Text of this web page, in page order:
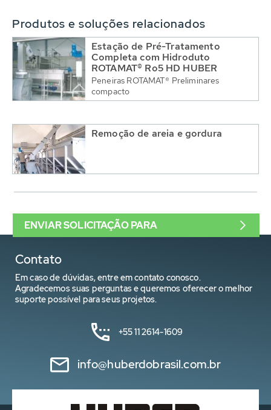
Produtos e soluções relacionados
Estação de Pré-Tratamento
Completa com Hidroduto
ROTAMAT® Ro5 HD HUBER
Peneiras ROTAMAT® Preliminares
compacto
Remoção de areia e gordura
Contato
Em caso de dúvidas, entre em contato conosco.
Agradecemos suas perguntas e queremos oferecer o melhor
suporte possível para seus projetos.
+55 11 2614-1609
info@huberdobrasil.com.br
ENVIAR SOLICITAÇÃO PARA